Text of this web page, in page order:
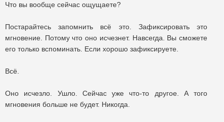
Что вы вообще сейчас ощущаете?
Постарайтесь запомнить всё это. Зафиксировать это
мгновение. Потому что оно исчезнет. Навсегда. Вы сможете
его только вспоминать. Если хорошо зафиксируете.
Всё.
Оно исчезло. Ушло. Сейчас уже что-то другое. А того
мгновения больше не будет. Никогда.